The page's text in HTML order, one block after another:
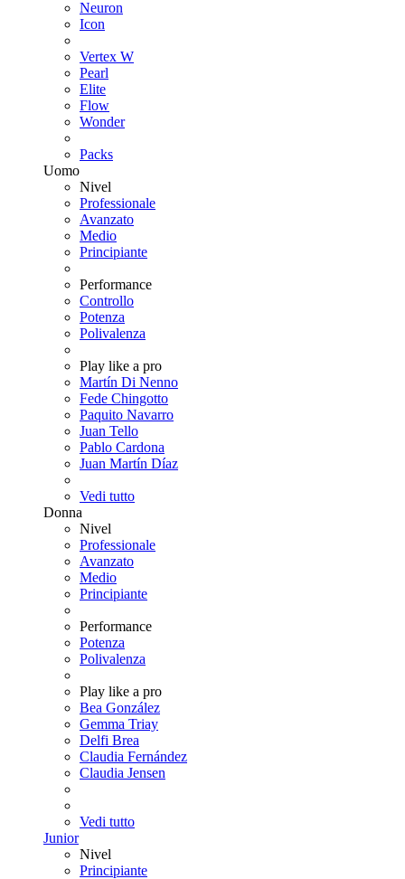
Neuron
Icon
Vertex W
Pearl
Elite
Flow
Wonder
Packs
Uomo
Nivel
Professionale
Avanzato
Medio
Principiante
Performance
Controllo
Potenza
Polivalenza
Play like a pro
Martín Di Nenno
Fede Chingotto
Paquito Navarro
Juan Tello
Pablo Cardona
Juan Martín Díaz
Vedi tutto
Donna
Nivel
Professionale
Avanzato
Medio
Principiante
Performance
Potenza
Polivalenza
Play like a pro
Bea González
Gemma Triay
Delfi Brea
Claudia Fernández
Claudia Jensen
Vedi tutto
Junior
Nivel
Principiante